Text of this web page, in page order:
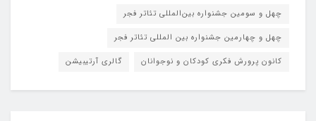
چهل و سومین جشنواره بین‌المللی تئاتر فجر
چهل و چهارمین جشنواره بین المللی تئاتر فجر
کانون پرورش فکری کودکان و نوجوانان
گالری آرتیبیشن